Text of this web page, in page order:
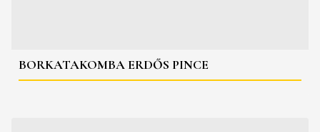
BORKATAKOMBA ERDŐS PINCE